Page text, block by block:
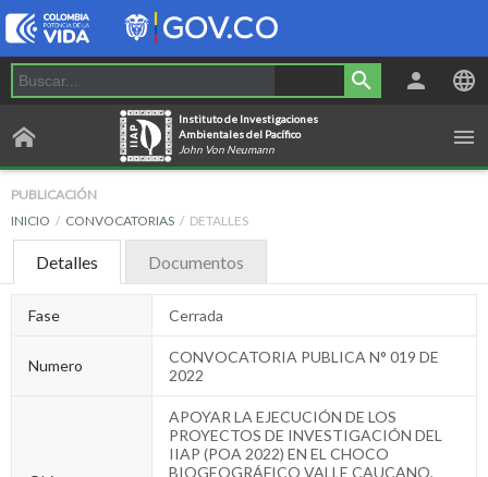
Instituto de Investigaciones
Ambientales del Pacífico
John Von Neumann
PUBLICACIÓN
INICIO
CONVOCATORIAS DETALLES
Detalles Documentos
Fase Cerrada
Numero
CONVOCATORIA PUBLICA N° 019 DE
2022
APOYAR LA EJECUCIÓN DE LOS
PROYECTOS DE INVESTIGACIÓN DEL
IIAP (POA 2022) EN EL CHOCO
BIOGEOGRÁFICO VALLE CAUCANO,